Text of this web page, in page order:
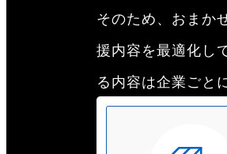
そのため、おまか
援内容を最適化し
る内容は企業ごと